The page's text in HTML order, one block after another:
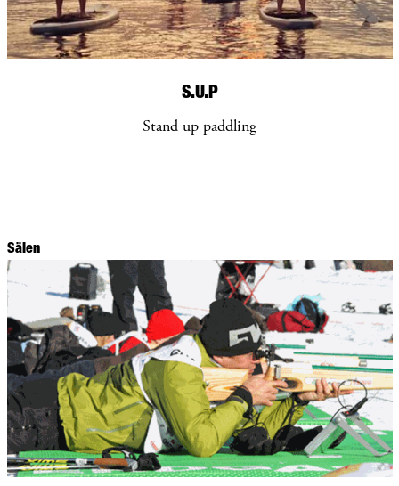
S.U.P
Stand up paddling
Sälen